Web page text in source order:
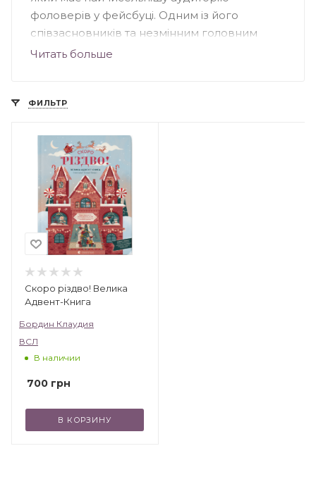
фоловерів у фейсбуці. Одним із його
співзасновників та незмінним головним
редактором є Мар'яна Савка. Щороку тут
текстів та чудово проілюстрованих
Високі тиражі підтверджують надзвичайну
популярність та стрімкий інтерес до
літературного асортименту. Видавництво
бере активну участь у багатьох соціальних
проектах, благодійних заходах надає
підтримку громадським ініціативам.
Читать больше
ФИЛЬТР
Скоро різдво! Велика
Адвент-Книга
Бордин Клаудия
ВСЛ
В наличии
700 грн
В КОРЗИНУ